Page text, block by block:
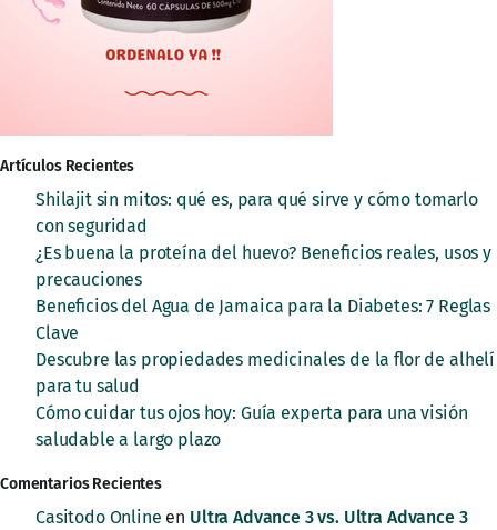
Artículos Recientes
Shilajit sin mitos: qué es, para qué sirve y cómo tomarlo
con seguridad
¿Es buena la proteína del huevo? Beneficios reales, usos y
precauciones
Beneficios del Agua de Jamaica para la Diabetes: 7 Reglas
Clave
Descubre las propiedades medicinales de la flor de alhelí
para tu salud
Cómo cuidar tus ojos hoy: Guía experta para una visión
saludable a largo plazo
Comentarios Recientes
Casitodo Online en Ultra Advance 3 vs. Ultra Advance 3